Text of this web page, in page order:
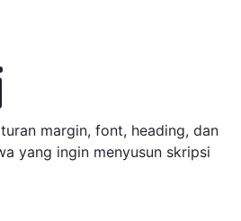
margin, font, heading, dan
yang ingin menyusun skripsi